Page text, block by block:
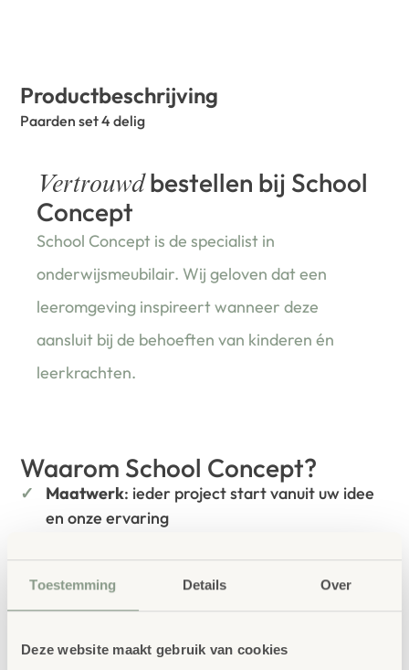
Toestemming Details Over
Deze website maakt gebruik van cookies
Productbeschrijving
Paarden set 4 delig
Vertrouwdbestellen bij School
Concept
School Concept is de specialist in
onderwijsmeubilair. Wij geloven dat een
leeromgeving inspireert wanneer deze
aansluit bij de behoeften van kinderen én
leerkrachten.
Waarom School Concept?
Maatwerk: ieder project start vanuit uw idee
en onze ervaring
kinderopvangmeubilair is uitvoerig getest en
voldoet aan GS- en TÜV-keuringen
producten, waaronder onzeOneWood-lijn